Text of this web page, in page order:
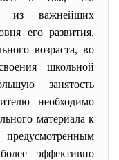
из важнейших
его развития,
возраста, во
школьной
занятость
необходимо
материала к
эффективно